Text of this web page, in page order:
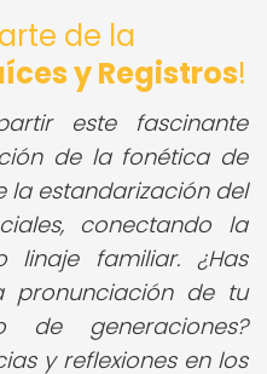
de la
y Registros!
este fascinante
de la fonética de
la estandarización del
conectando la
familiar. ¿Has
pronunciación de tu
generaciones?
y reflexiones en los